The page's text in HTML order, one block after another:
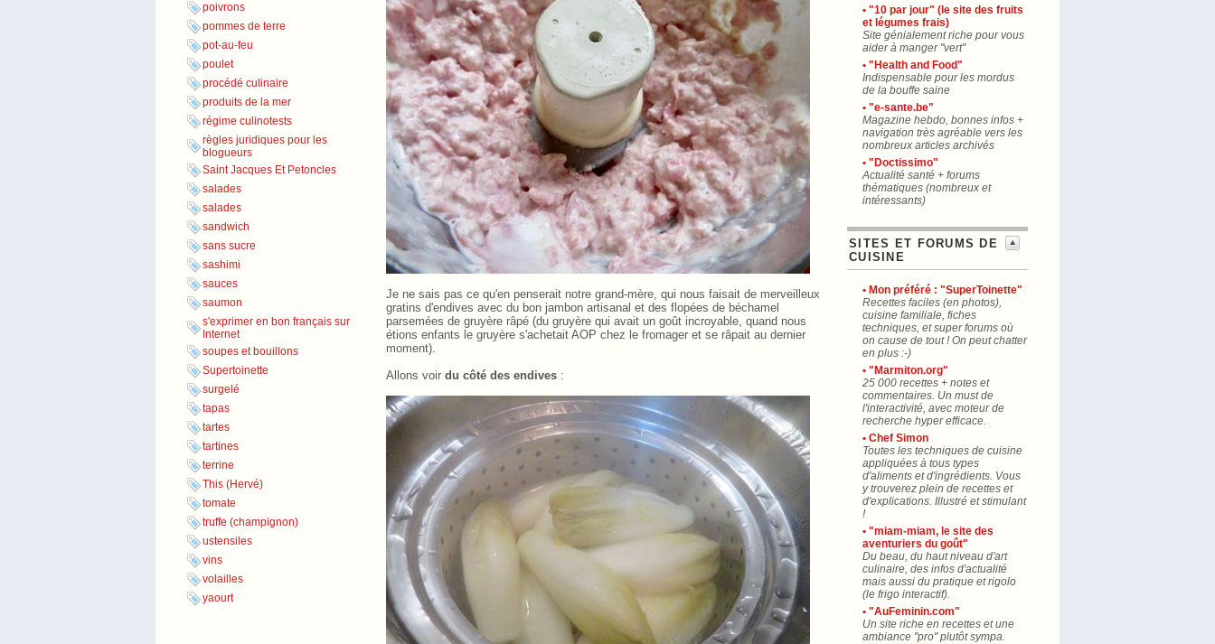
poivrons
pommes de terre
pot-au-feu
poulet
procédé culinaire
produits de la mer
régime culinotests
règles juridiques pour les
blogueurs
Saint Jacques Et Petoncles
salades
salades
sandwich
sans sucre
sashimi
sauces
saumon
s'exprimer en bon français sur
Internet
soupes et bouillons
Supertoinette
surgelé
tapas
tartes
tartines
terrine
This (Hervé)
tomate
truffe (champignon)
ustensiles
vins
volailles
yaourt
Je ne sais pas ce qu'en penserait notre grand-mère, qui nous faisait de merveilleux
gratins d'endives avec du bon jambon artisanal et des flopées de béchamel
parsemées de gruyère râpé (du gruyère qui avait un goût incroyable, quand nous
étions enfants le gruyère s'achetait AOP chez le fromager et se râpait au dernier
moment).
Allons voir du côté des endives :
• "10 par jour" (le site des fruits
et légumes frais)
Site génialement riche pour vous
aider à manger "vert"
• "Health and Food"
Indispensable pour les mordus
de la bouffe saine
• "e-sante.be"
Magazine hebdo, bonnes infos +
navigation très agréable vers les
nombreux articles archivés
• "Doctissimo"
Actualité santé + forums
thématiques (nombreux et
intéressants)
SITES ET FORUMS DE
CUISINE
• Mon préféré : "SuperToinette"
Recettes faciles (en photos),
cuisine familiale, fiches
techniques, et super forums où
on cause de tout ! On peut chatter
en plus :-)
• "Marmiton.org"
25 000 recettes + notes et
commentaires. Un must de
l'interactivité, avec moteur de
recherche hyper efficace.
• Chef Simon
Toutes les techniques de cuisine
appliquées à tous types
d'aliments et d'ingrédients. Vous
y trouverez plein de recettes et
d'explications. Illustré et stimulant
!
• "miam-miam, le site des
aventuriers du goût"
Du beau, du haut niveau d'art
culinaire, des infos d'actualité
mais aussi du pratique et rigolo
(le frigo interactif).
• "AuFeminin.com"
Un site riche en recettes et une
ambiance "pro" plutôt sympa.